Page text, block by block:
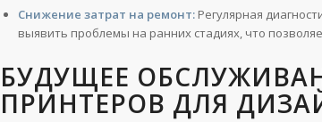
Снижение затрат на ремонт: Регулярная
выявить проблемы на ранних стадиях, что
БУДУЩЕЕ
ПРИНТЕРОВ ДЛЯ